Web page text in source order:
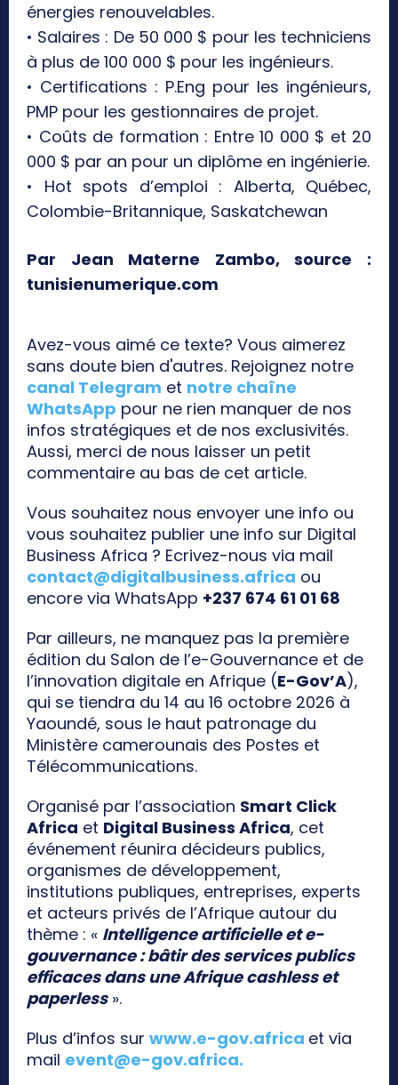
énergies renouvelables.
• Salaires : De 50 000 $ pour les techniciens
à plus de 100 000 $ pour les ingénieurs.
• Certifications : P.Eng pour les ingénieurs,
PMP pour les gestionnaires de projet.
• Coûts de formation : Entre 10 000 $ et 20
000 $ par an pour un diplôme en ingénierie.
• Hot spots d’emploi : Alberta, Québec,
Colombie-Britannique, Saskatchewan
Par Jean Materne Zambo, source :
tunisienumerique.com
Avez-vous aimé ce texte? Vous aimerez
sans doute bien d'autres. Rejoignez notre
canal Telegram et notre chaîne
WhatsApp pour ne rien manquer de nos
infos stratégiques et de nos exclusivités.
Aussi, merci de nous laisser un petit
commentaire au bas de cet article.
Vous souhaitez nous envoyer une info ou
vous souhaitez publier une info sur Digital
Business Africa ? Ecrivez-nous via mail
contact@digitalbusiness.africa ou
encore via WhatsApp +237 674 61 01 68
Par ailleurs, ne manquez pas la première
édition du Salon de l’e-Gouvernance et de
l’innovation digitale en Afrique (E-Gov’A),
qui se tiendra du 14 au 16 octobre 2026 à
Yaoundé, sous le haut patronage du
Ministère camerounais des Postes et
Télécommunications.
Organisé par l’association Smart Click
Africa et Digital Business Africa, cet
événement réunira décideurs publics,
organismes de développement,
institutions publiques, entreprises, experts
et acteurs privés de l’Afrique autour du
thème : « Intelligence artificielle et e-
gouvernance : bâtir des services publics
efficaces dans une Afrique cashless et
paperless».
Plus d’infos sur www.e-gov.africa et via
mail event@e-gov.africa.